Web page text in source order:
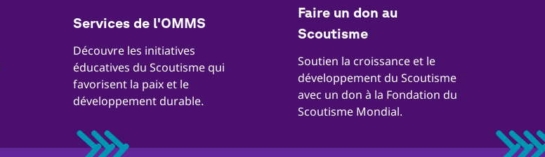
Services de l'OMMS
Découvre les initiatives
éducatives du Scoutisme qui
favorisent la paix et le
développement durable.
Faire un don au
Scoutisme
Soutien la croissance et le
développement du Scoutisme
avec un don à la Fondation du
Scoutisme Mondial.